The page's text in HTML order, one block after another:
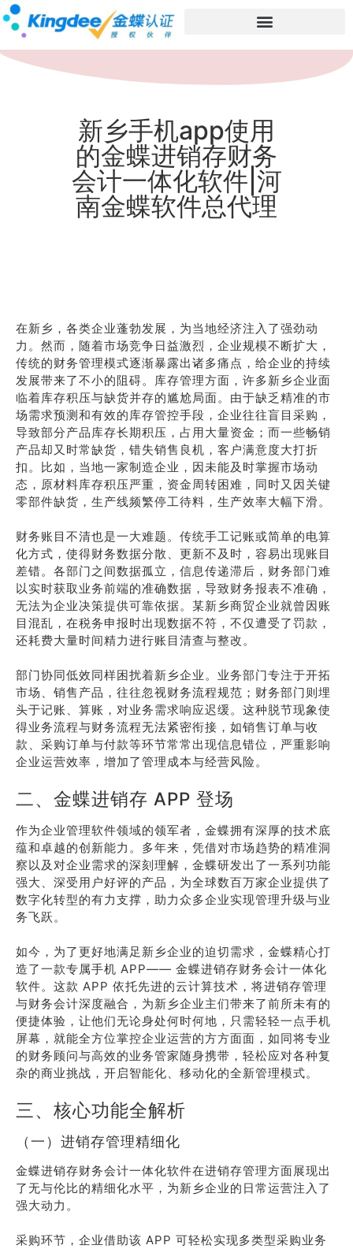
新乡手机app使用
的金蝶进销存财务
会计一体化软件|河
南金蝶软件总代理
在新乡，各类企业蓬勃发展，为当地经济注入了强劲动
力。然而，随着市场竞争日益激烈，企业规模不断扩大，
传统的财务管理模式逐渐暴露出诸多痛点，给企业的持续
发展带来了不小的阻碍。库存管理方面，许多新乡企业面
临着库存积压与缺货并存的尴尬局面。由于缺乏精准的市
场需求预测和有效的库存管控手段，企业往往盲目采购，
导致部分产品库存长期积压，占用大量资金；而一些畅销
产品却又时常缺货，错失销售良机，客户满意度大打折
扣。比如，当地一家制造企业，因未能及时掌握市场动
态，原材料库存积压严重，资金周转困难，同时又因关键
零部件缺货，生产线频繁停工待料，生产效率大幅下滑。
财务账目不清也是一大难题。传统手工记账或简单的电算
化方式，使得财务数据分散、更新不及时，容易出现账目
差错。各部门之间数据孤立，信息传递滞后，财务部门难
以实时获取业务前端的准确数据，导致财务报表不准确，
无法为企业决策提供可靠依据。某新乡商贸企业就曾因账
目混乱，在税务申报时出现数据不符，不仅遭受了罚款，
还耗费大量时间精力进行账目清查与整改。
部门协同低效同样困扰着新乡企业。业务部门专注于开拓
市场、销售产品，往往忽视财务流程规范；财务部门则埋
头于记账、算账，对业务需求响应迟缓。这种脱节现象使
得业务流程与财务流程无法紧密衔接，如销售订单与收
款、采购订单与付款等环节常常出现信息错位，严重影响
企业运营效率，增加了管理成本与经营风险。
二、金蝶进销存 APP 登场
作为企业管理软件领域的领军者，金蝶拥有深厚的技术底
蕴和卓越的创新能力。多年来，凭借对市场趋势的精准洞
察以及对企业需求的深刻理解，金蝶研发出了一系列功能
强大、深受用户好评的产品，为全球数百万家企业提供了
数字化转型的有力支撑，助力众多企业实现管理升级与业
务飞跃。
如今，为了更好地满足新乡企业的迫切需求，金蝶精心打
造了一款专属手机 APP—— 金蝶进销存财务会计一体化
软件。这款 APP 依托先进的云计算技术，将进销存管理
与财务会计深度融合，为新乡企业主们带来了前所未有的
便捷体验，让他们无论身处何时何地，只需轻轻一点手机
屏幕，就能全方位掌控企业运营的方方面面，如同将专业
的财务顾问与高效的业务管家随身携带，轻松应对各种复
杂的商业挑战，开启智能化、移动化的全新管理模式。
三、核心功能全解析
（一）进销存管理精细化
金蝶进销存财务会计一体化软件在进销存管理方面展现出
了无与伦比的精细化水平，为新乡企业的日常运营注入了
强大动力。
采购环节，企业借助该 APP 可轻松实现多类型采购业务